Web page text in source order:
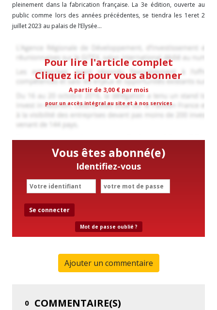
pleinement dans la fabrication française. La 3e édition, ouverte au
public comme lors des années précédentes, se tiendra les 1eret 2
juillet 2023 au palais de l’Elysée...
Pour lire l'article complet
Cliquez ici pour vous abonner
A partir de 3,00 € par mois
pour un accès intégral au site et à nos services
Vous êtes abonné(e)
Identifiez-vous
Se connecter
Mot de passe oublié ?
Ajouter un commentaire
0 COMMENTAIRE(S)